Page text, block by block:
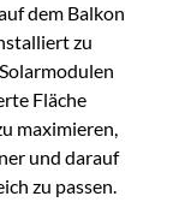
dem Balkon
zu
Fläche
maximieren,
und darauf
zu passen.